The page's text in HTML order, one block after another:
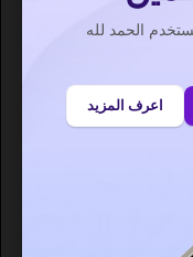
الحمد لله
اعرف المزيد
عمان ؟ تبدأ صلاة